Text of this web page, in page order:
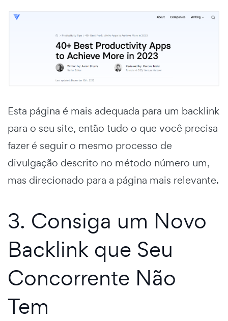
Esta página é mais adequada para um backlink
para o seu site, então tudo o que você precisa
fazer é seguir o mesmo processo de
divulgação descrito no método número um,
mas direcionado para a página mais relevante.
3. Consiga um Novo
Backlink que Seu
Concorrente Não
Tem